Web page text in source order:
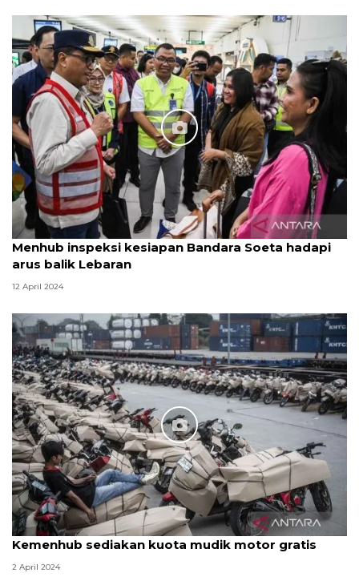
Menhub inspeksi kesiapan Bandara Soeta hadapi
arus balik Lebaran
12 April 2024
Kemenhub sediakan kuota mudik motor gratis
2 April 2024